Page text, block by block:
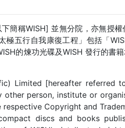
簡稱WISH] 並無分院，亦無授權
五行自我康復工程」包括「
的煉功光碟及WISH 發行的書
Limited [hereafter referred
person, institute or
Copyright and
discs and books